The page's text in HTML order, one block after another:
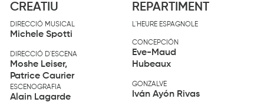
CREATIU
DIRECCIÓ MUSICAL
Michele Spotti
DIRECCIÓ D'ESCENA
Moshe Leiser,
Patrice Caurier
ESCENOGRAFIA
Alain Lagarde
REPARTIMENT
L'HEURE ESPAGNOLE
CONCEPCIÓN
Eve-Maud
Hubeaux
GONZALVE
Iván Ayón Rivas